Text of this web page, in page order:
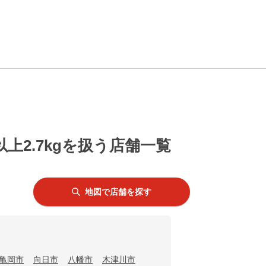
上2.7kgを扱う店舗一覧
地図で店舗を探す
岡市 向日市 八幡市 木津川市